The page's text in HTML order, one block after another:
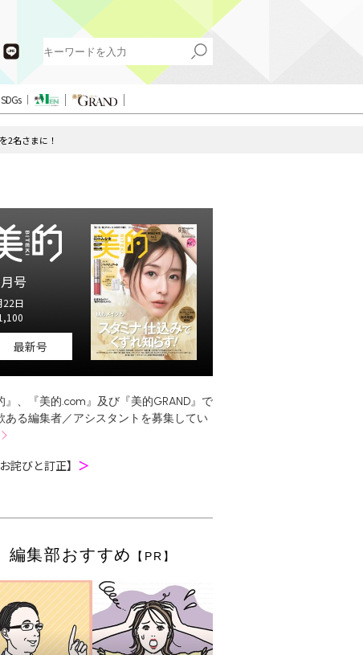
SDGs
2名さまに！
月号
22日
最新号
』、『美的.com』及び『美的GRAND』で
ある編集者／アシスタントを募集してい
お詫びと訂正】 ＞
編集部おすすめ 【PR】